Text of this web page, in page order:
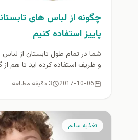
چگونه از لباس های
پاییز استفاده کنیم
شما در تمام طول تابستان از
و ظریف استفاده کرده اید تا هم از
2017-10-06 3 دقیقه مطالعه
تغذيه سالم